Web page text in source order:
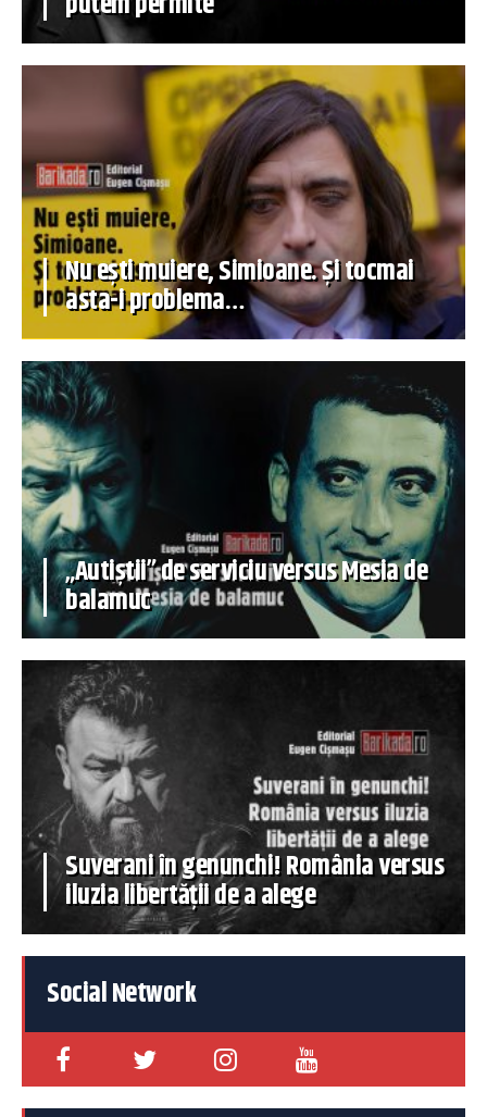
Nu ești muiere, Simioane. Și tocmai
asta-i problema…
„Autiștii” de serviciu versus Mesia de
balamuc
Suverani în genunchi! România versus
iluzia libertății de a alege
Social Network